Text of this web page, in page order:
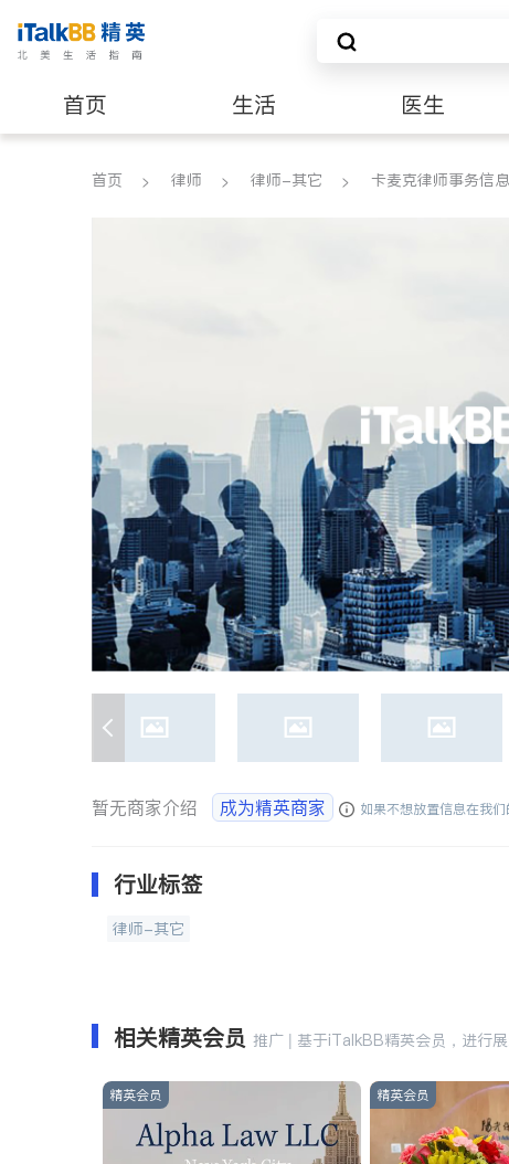
首页 生活 医生
养老 非盈利组织
首页 律师 律师-其它 卡麦克律师事务信
暂无商家介绍 成为精英商家 如果不想放置信息在我
行业标签
律师-其它
相关精英会员 推广 | 基于iTalkBB精英会员，进行
精英会员 精英会员